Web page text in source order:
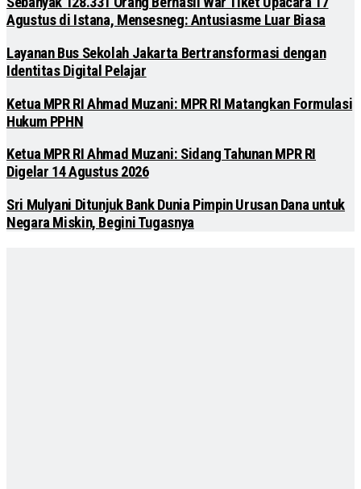
Agustus di Istana, Mensesneg: Antusiasme Luar Biasa
Layanan Bus Sekolah Jakarta Bertransformasi dengan
Identitas Digital Pelajar
Ketua MPR RI Ahmad Muzani: MPR RI Matangkan Formulasi
Hukum PPHN
Ketua MPR RI Ahmad Muzani: Sidang Tahunan MPR RI
Digelar 14 Agustus 2026
Sri Mulyani Ditunjuk Bank Dunia Pimpin Urusan Dana untuk
Negara Miskin, Begini Tugasnya